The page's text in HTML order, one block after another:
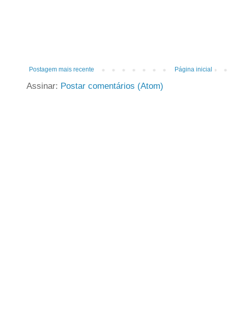
Postagem mais recente Página inicial
Assinar: Postar comentários (Atom)